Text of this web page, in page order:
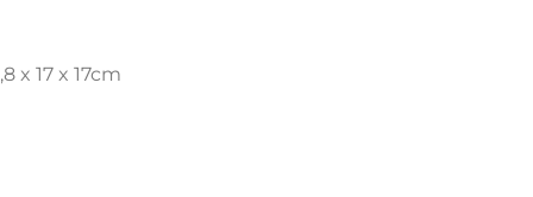
x 17 x 17cm